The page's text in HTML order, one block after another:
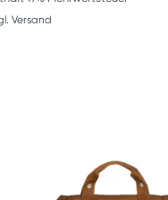
Versand